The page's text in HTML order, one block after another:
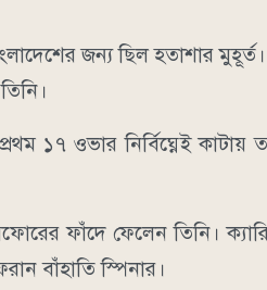
জন্য ছিল হতাশার মুহূর্ত।
১৭ ওভার নির্বিঘ্নেই কাটায়
ফাঁদে ফেলেন তিনি।
বাঁহাতি স্পিনার।